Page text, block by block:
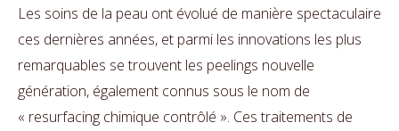
Les soins de la peau ont évolué de manière spectaculaire
ces dernières années, et parmi les innovations les plus
remarquables se trouvent les peelings nouvelle
génération, également connus sous le nom de
« resurfacing chimique contrôlé ». Ces traitements de